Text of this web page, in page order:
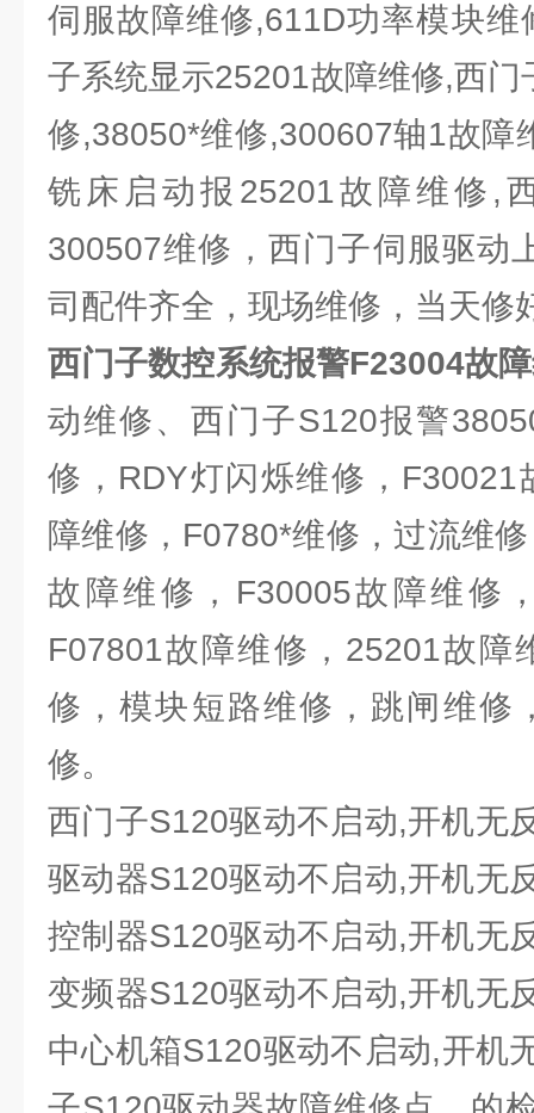
伺服故障维修,611D功率模块
子系统显示25201故障维修,西
修,38050*维修,300607轴1故障
铣床启动报25201故障维修,
300507维修，西门子伺服驱动
司配件齐全，现场维修，当天修
西门子数控系统报警F23004故
动维修、西门子S120报警
修，RDY灯闪烁维修，F30021
障维修，F0780*维修，过流维
故障维修，F30005故障维修
F07801故障维修，25201故障
修，模块短路维修，跳闸维修
修。
西门子S120驱动不启动,开机无
驱动器S120驱动不启动,开机无
控制器S120驱动不启动,开机无
变频器S120驱动不启动,开机无
中心机箱S120驱动不启动,开机